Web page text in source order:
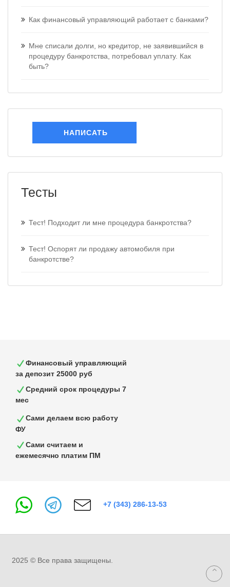
Как финансовый управляющий работает с банками?
Мне списали долги, но кредитор, не заявившийся в
процедуру банкротства, потребовал уплату. Как
быть?
НАПИСАТЬ
Тесты
Тест! Подходит ли мне процедура банкротства?
Тест! Оспорят ли продажу автомобиля при
банкротстве?
Финансовый управляющий
за депозит 25000 руб
Средний срок процедуры 7
мес
Сами делаем всю работу
ФУ
Сами считаем и
ежемесячно платим ПМ
+7 (343) 286-13-53
2025 © Все права защищены.